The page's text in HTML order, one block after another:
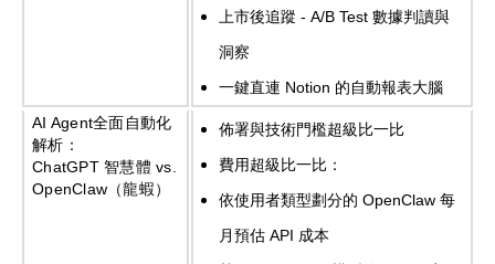
上市後追蹤 - A/B Test數據判讀與
洞察
一鍵直連 Notion 的自動報表大腦
AI Agent全面自動化
解析：
ChatGPT智慧體 vs.
OpenClaw （龍蝦）
佈署與技術門檻超級比一比
費用超級比一比：
依使用者類型劃分的 OpenClaw每
月預估 API 成本